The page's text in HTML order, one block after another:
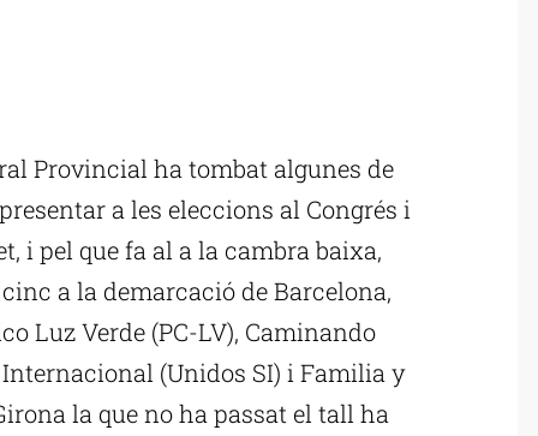
Provincial ha tombat algunes de
a les eleccions al Congrés i
i pel que fa al a la cambra baixa,
a la demarcació de Barcelona,
Luz Verde (PC-LV), Caminando
(Unidos SI) i Familia y
la que no ha passat el tall ha